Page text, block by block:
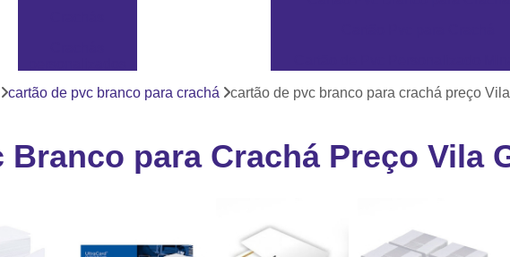
Impressoras
Ribbon
Cartão de Visita em Pvc
Cartão Fidelidade
Cordão de Crachá
cartão de pvc branco para crachá cartão de pvc branco para crachá preço
Branco para Crachá Preço Vila